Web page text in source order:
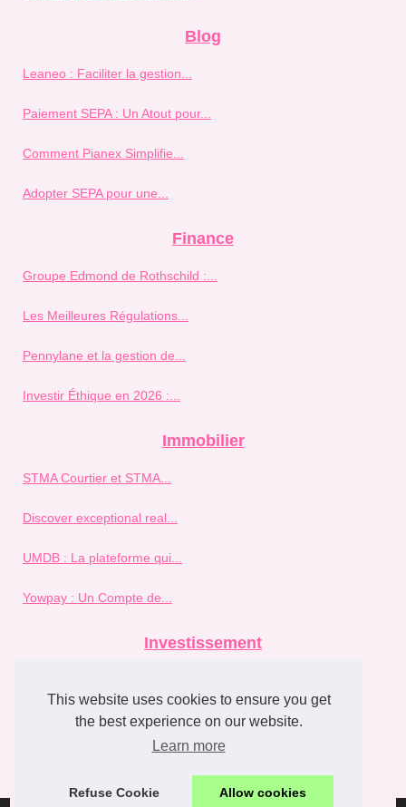
This website uses cookies to ensure you get
the best experience on our website.
Learn more
Refuse Cookie Allow cookies
Blog
Leaneo : Faciliter la gestion...
Paiement SEPA : Un Atout pour...
Comment Pianex Simplifie...
Adopter SEPA pour une...
Finance
Groupe Edmond de Rothschild :...
Les Meilleures Régulations...
Pennylane et la gestion de...
Investir Éthique en 2026 :...
Immobilier
STMA Courtier et STMA...
Discover exceptional real...
UMDB : La plateforme qui...
Yowpay : Un Compte de...
Investissement
Investir dans l'immobilier en...